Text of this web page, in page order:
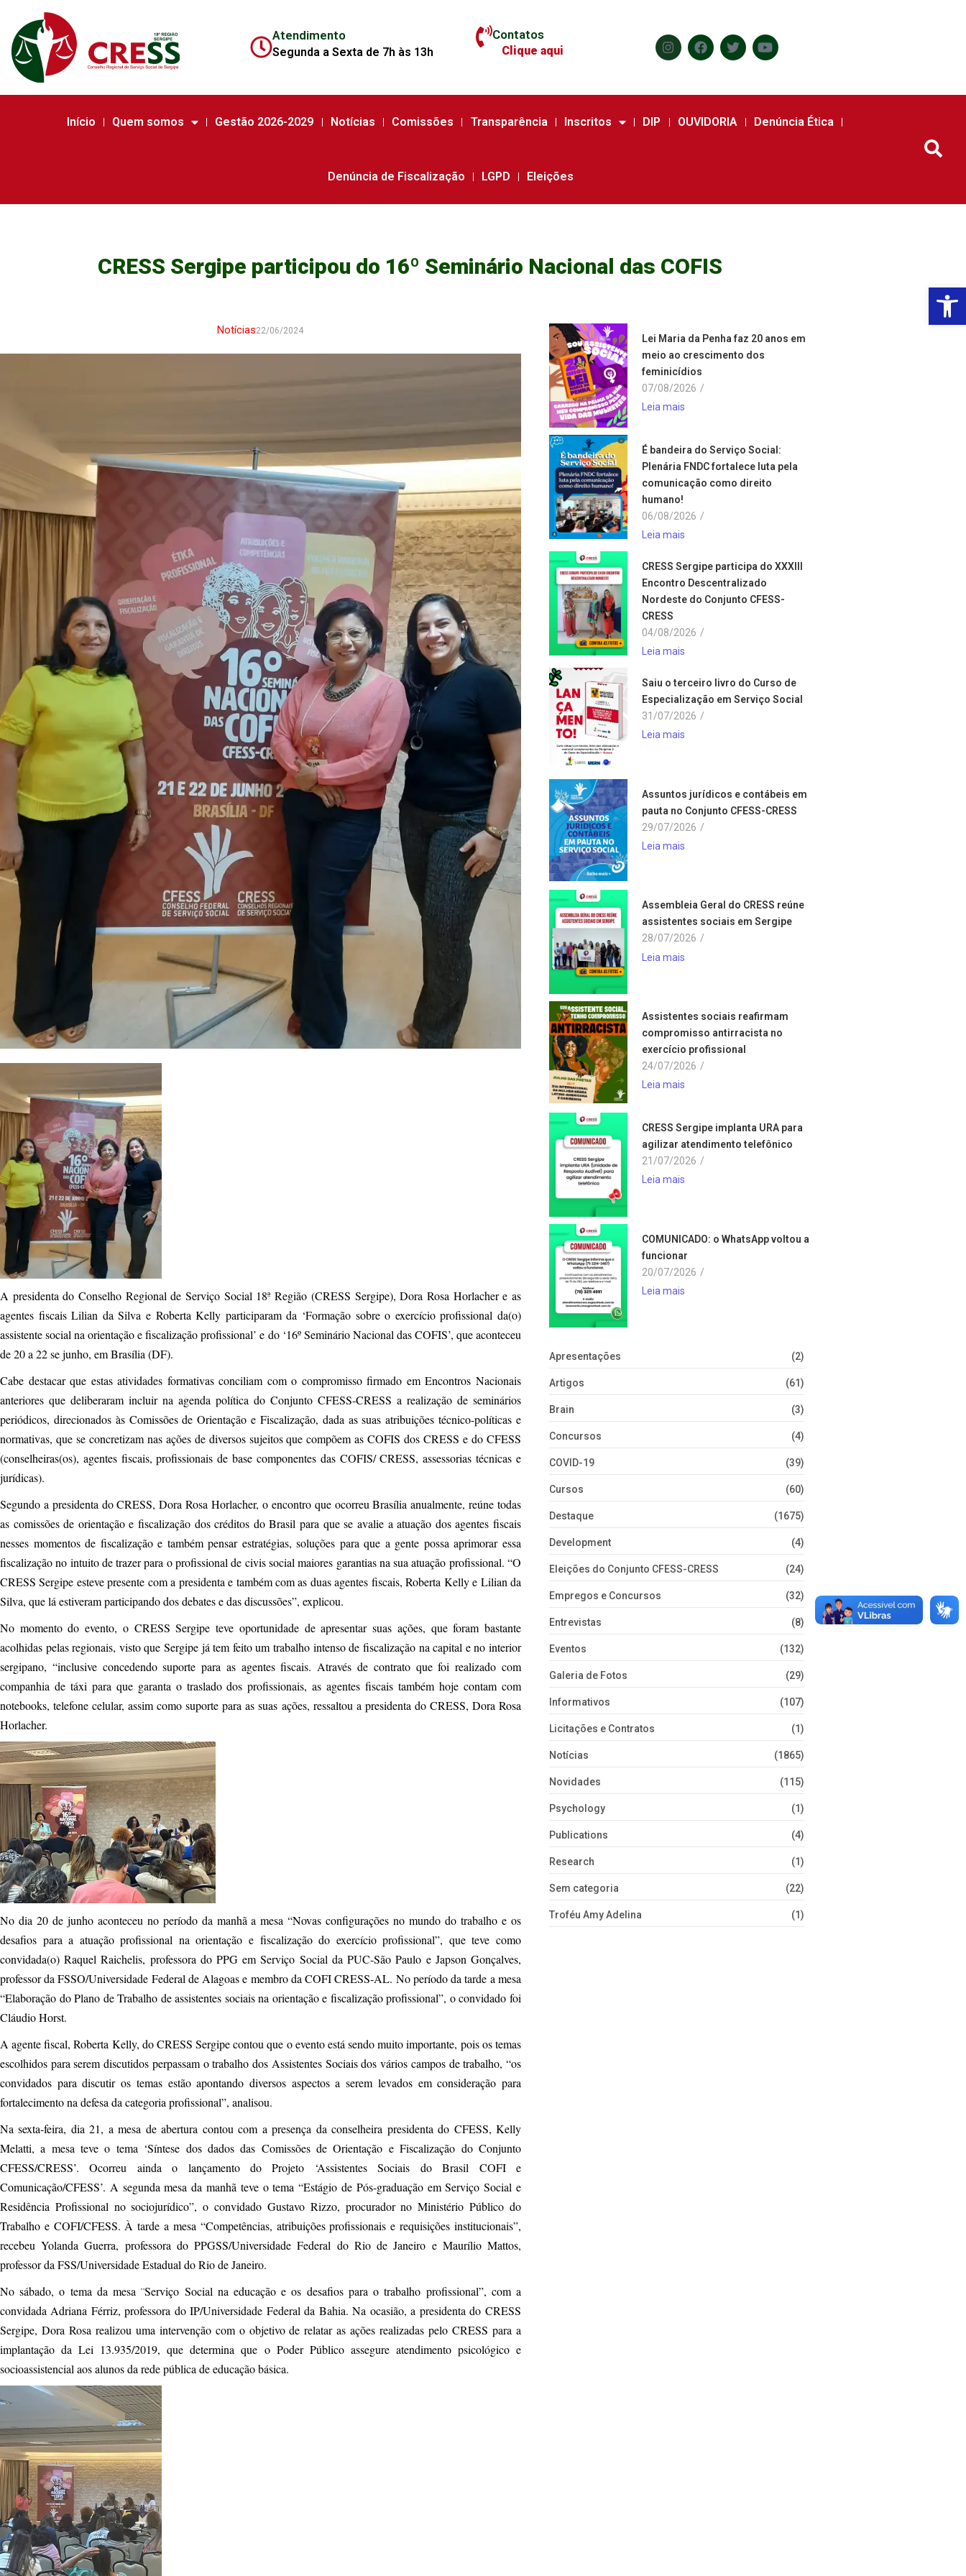
Atendimento
Segunda a Sexta de 7h às 13h
Contatos
Clique aqui
Início Quem somos Gestão 2026-2029 Notícias Comissões Transparência Inscritos DIP OUVIDORIA Denúncia Ética
Denúncia de Fiscalização LGPD Eleições
CRESS Sergipe participou do 16º Seminário Nacional das COFIS
Notícias22/06/2024
A presidenta do Conselho Regional de Serviço Social 18ª Região (CRESS Sergipe), Dora Rosa Horlacher e as
agentes fiscais Lilian da Silva e Roberta Kelly participaram da ‘Formação sobre o exercício profissional da(o)
assistente social na orientação e fiscalização profissional’ e do ‘16º Seminário Nacional das COFIS’, que aconteceu
de 20 a 22 se junho, em Brasília (DF).
Cabe destacar que estas atividades formativas conciliam com o compromisso firmado em Encontros Nacionais
anteriores que deliberaram incluir na agenda política do Conjunto CFESS-CRESS a realização de seminários
periódicos, direcionados às Comissões de Orientação e Fiscalização, dada as suas atribuições técnico-políticas e
normativas, que se concretizam nas ações de diversos sujeitos que compõem as COFIS dos CRESS e do CFESS
(conselheiras(os), agentes fiscais, profissionais de base componentes das COFIS/ CRESS, assessorias técnicas e
jurídicas).
Segundo a presidenta do CRESS, Dora Rosa Horlacher, o encontro que ocorreu Brasília anualmente, reúne todas
as comissões de orientação e fiscalização dos créditos do Brasil para que se avalie a atuação dos agentes fiscais
nesses momentos de fiscalização e também pensar estratégias, soluções para que a gente possa aprimorar essa
fiscalização no intuito de trazer para o profissional de civis social maiores garantias na sua atuação profissional. “O
CRESS Sergipe esteve presente com a presidenta e também com as duas agentes fiscais, Roberta Kelly e Lilian da
Silva, que lá estiveram participando dos debates e das discussões”, explicou.
No momento do evento, o CRESS Sergipe teve oportunidade de apresentar suas ações, que foram bastante
acolhidas pelas regionais, visto que Sergipe já tem feito um trabalho intenso de fiscalização na capital e no interior
sergipano, “inclusive concedendo suporte para as agentes fiscais. Através de contrato que foi realizado com
companhia de táxi para que garanta o traslado dos profissionais, as agentes fiscais também hoje contam com
notebooks, telefone celular, assim como suporte para as suas ações, ressaltou a presidenta do CRESS, Dora Rosa
Horlacher.
No dia 20 de junho aconteceu no período da manhã a mesa “Novas configurações no mundo do trabalho e os
desafios para a atuação profissional na orientação e fiscalização do exercício profissional”, que teve como
convidada(o) Raquel Raichelis, professora do PPG em Serviço Social da PUC-São Paulo e Japson Gonçalves,
professor da FSSO/Universidade Federal de Alagoas e membro da COFI CRESS-AL. No período da tarde a mesa
“Elaboração do Plano de Trabalho de assistentes sociais na orientação e fiscalização profissional”, o convidado foi
Cláudio Horst.
A agente fiscal, Roberta Kelly, do CRESS Sergipe contou que o evento está sendo muito importante, pois os temas
escolhidos para serem discutidos perpassam o trabalho dos Assistentes Sociais dos vários campos de trabalho, “os
convidados para discutir os temas estão apontando diversos aspectos a serem levados em consideração para
fortalecimento na defesa da categoria profissional”, analisou.
Na sexta-feira, dia 21, a mesa de abertura contou com a presença da conselheira presidenta do CFESS, Kelly
Melatti, a mesa teve o tema ‘Síntese dos dados das Comissões de Orientação e Fiscalização do Conjunto
CFESS/CRESS’. Ocorreu ainda o lançamento do Projeto ‘Assistentes Sociais do Brasil COFI e
Comunicação/CFESS’. A segunda mesa da manhã teve o tema “Estágio de Pós-graduação em Serviço Social e
Residência Profissional no sociojurídico”, o convidado Gustavo Rizzo, procurador no Ministério Público do
Trabalho e COFI/CFESS. À tarde a mesa “Competências, atribuições profissionais e requisições institucionais”,
recebeu Yolanda Guerra, professora do PPGSS/Universidade Federal do Rio de Janeiro e Maurílio Mattos,
professor da FSS/Universidade Estadual do Rio de Janeiro.
No sábado, o tema da mesa ¨Serviço Social na educação e os desafios para o trabalho profissional”, com a
convidada Adriana Férriz, professora do IP/Universidade Federal da Bahia. Na ocasião, a presidenta do CRESS
Sergipe, Dora Rosa realizou uma intervenção com o objetivo de relatar as ações realizadas pelo CRESS para a
implantação da Lei 13.935/2019, que determina que o Poder Público assegure atendimento psicológico e
socioassistencial aos alunos da rede pública de educação básica.
Lei Maria da Penha faz 20 anos em
meio ao crescimento dos
feminicídios
07/08/2026 /
Leia mais
É bandeira do Serviço Social:
Plenária FNDC fortalece luta pela
comunicação como direito
humano!
06/08/2026 /
Leia mais
CRESS Sergipe participa do XXXIII
Encontro Descentralizado
Nordeste do Conjunto CFESS-
CRESS
04/08/2026 /
Leia mais
Saiu o terceiro livro do Curso de
Especialização em Serviço Social
31/07/2026 /
Leia mais
Assuntos jurídicos e contábeis em
pauta no Conjunto CFESS-CRESS
29/07/2026 /
Leia mais
Assembleia Geral do CRESS reúne
assistentes sociais em Sergipe
28/07/2026 /
Leia mais
Assistentes sociais reafirmam
compromisso antirracista no
exercício profissional
24/07/2026 /
Leia mais
CRESS Sergipe implanta URA para
agilizar atendimento telefônico
21/07/2026 /
Leia mais
COMUNICADO: o WhatsApp voltou a
funcionar
20/07/2026 /
Leia mais
Apresentações (2)
Artigos (61)
Brain (3)
Concursos (4)
COVID-19 (39)
Cursos (60)
Destaque (1675)
Development (4)
Eleições do Conjunto CFESS-CRESS (24)
Empregos e Concursos (32)
Entrevistas (8)
Eventos (132)
Galeria de Fotos (29)
Informativos (107)
Licitações e Contratos (1)
Notícias (1865)
Novidades (115)
Psychology (1)
Publications (4)
Research (1)
Sem categoria (22)
Troféu Amy Adelina (1)